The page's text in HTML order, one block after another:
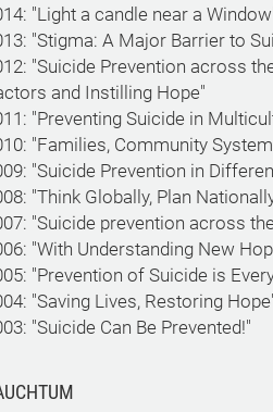
"Light a candle near a
"Stigma: A Major Barrier to
"Suicide Prevention across
and Instilling Hope"
"Preventing Suicide in
"Families, Community
"Suicide Prevention in
"Think Globally, Plan
"Suicide prevention across
"With Understanding New
"Prevention of Suicide is
"Saving Lives, Restoring
"Suicide Can Be Prevented!"